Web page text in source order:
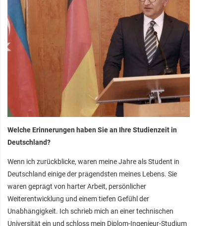
Welche Erinnerungen haben Sie an Ihre Studienzeit in
Deutschland?
Wenn ich zurückblicke, waren meine Jahre als Student in
Deutschland einige der prägendsten meines Lebens. Sie
waren geprägt von harter Arbeit, persönlicher
Weiterentwicklung und einem tiefen Gefühl der
Unabhängigkeit. Ich schrieb mich an einer technischen
Universität ein und schloss mein Diplom-Ingenieur-Studium